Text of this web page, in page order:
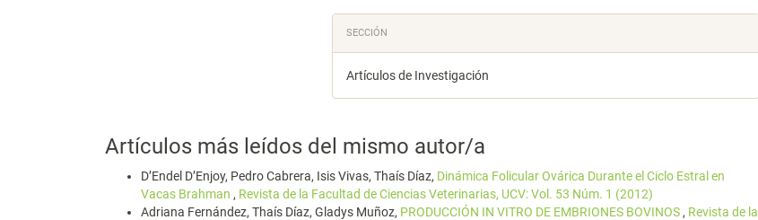
SECCIÓN
Artículos de Investigación
Artículos más leídos del mismo autor/a
D’Endel D’Enjoy, Pedro Cabrera, Isis Vivas, Thaís Díaz, Dinámica Folicular Ovárica Durante el Ciclo Estral en
Vacas Brahman , Revista de la Facultad de Ciencias Veterinarias, UCV: Vol. 53 Núm. 1 (2012)
Adriana Fernández, Thaís Díaz, Gladys Muñoz, PRODUCCIÓN IN VITRO DE EMBRIONES BOVINOS , Revista de la